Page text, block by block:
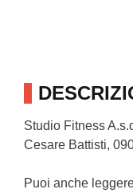
Studio Fitness
Cesare Battisti,
Puoi anche